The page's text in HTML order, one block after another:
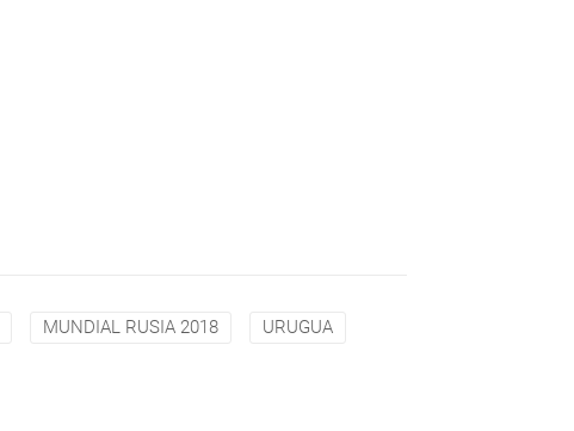
MUNDIAL RUSIA 2018 URUGUA